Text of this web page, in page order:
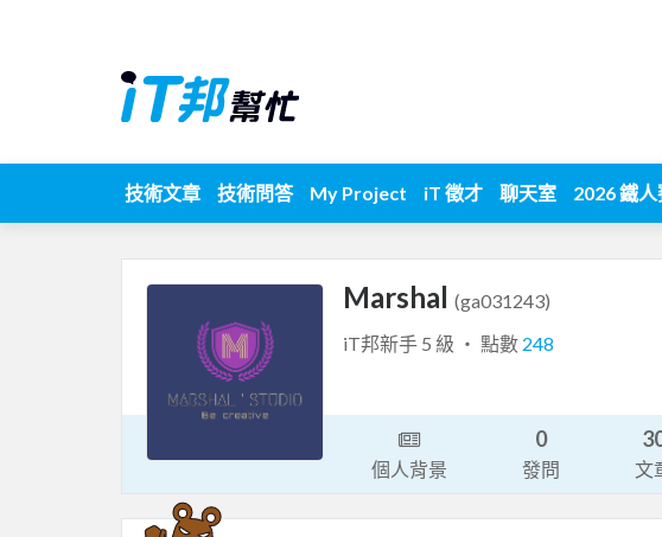
技術文章 技術問答 My Project iT 徵才 聊天室 2026 鐵人
Marshal (ga031243)
iT邦新手 5 級 ‧ 點數 248
個人背景
0
發問 文